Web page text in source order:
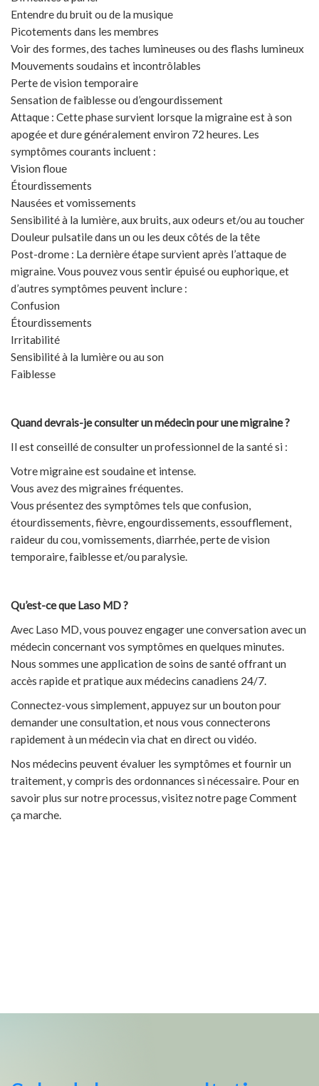
Entendre du bruit ou de la musique
Picotements dans les membres
Voir des formes, des taches lumineuses ou des flashs lumineux
Mouvements soudains et incontrôlables
Perte de vision temporaire
Sensation de faiblesse ou d’engourdissement
Attaque : Cette phase survient lorsque la migraine est à son
apogée et dure généralement environ 72 heures. Les
symptômes courants incluent :
Vision floue
Étourdissements
Nausées et vomissements
Sensibilité à la lumière, aux bruits, aux odeurs et/ou au toucher
Douleur pulsatile dans un ou les deux côtés de la tête
Post-drome : La dernière étape survient après l’attaque de
migraine. Vous pouvez vous sentir épuisé ou euphorique, et
d’autres symptômes peuvent inclure :
Confusion
Étourdissements
Irritabilité
Sensibilité à la lumière ou au son
Faiblesse
Quand devrais-je consulter un médecin pour une migraine ?
Il est conseillé de consulter un professionnel de la santé si :
Votre migraine est soudaine et intense.
Vous avez des migraines fréquentes.
Vous présentez des symptômes tels que confusion,
étourdissements, fièvre, engourdissements, essoufflement,
raideur du cou, vomissements, diarrhée, perte de vision
temporaire, faiblesse et/ou paralysie.
Qu’est-ce que Laso MD ?
Avec Laso MD, vous pouvez engager une conversation avec un
médecin concernant vos symptômes en quelques minutes.
Nous sommes une application de soins de santé offrant un
accès rapide et pratique aux médecins canadiens 24/7.
Connectez-vous simplement, appuyez sur un bouton pour
demander une consultation, et nous vous connecterons
rapidement à un médecin via chat en direct ou vidéo.
Nos médecins peuvent évaluer les symptômes et fournir un
traitement, y compris des ordonnances si nécessaire. Pour en
savoir plus sur notre processus, visitez notre page Comment
ça marche.